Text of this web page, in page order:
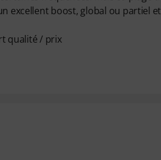
excellent boost, global ou partiel
qualité / prix